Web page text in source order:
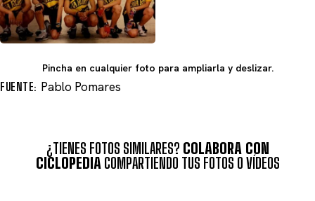
Pincha en cualquier foto para ampliarla y deslizar.
FUENTE: Pablo Pomares
¿TIENES FOTOS SIMILARES? COLABORA CON
CICLOPEDIACOMPARTIENDO TUS FOTOS O VÍDEOS